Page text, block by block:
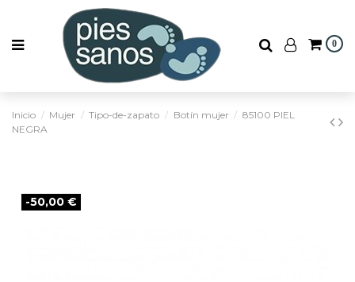
0
Inicio Mujer Tipo-de-zapato Botín mujer
85100 PIEL
NEGRA
-50,00 €